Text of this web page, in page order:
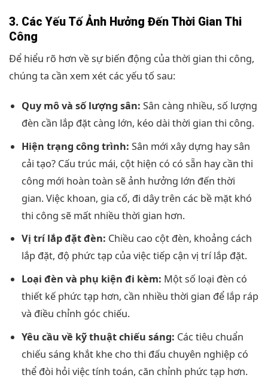
3. Các Yếu Tố Ảnh Hưởng Đến Thời Gian Thi
Công
Để hiểu rõ hơn về sự biến động của thời gian thi công,
chúng ta cần xem xét các yếu tố sau:
Quy mô và số lượng sân: Sân càng nhiều, số lượng
đèn cần lắp đặt càng lớn, kéo dài thời gian thi công.
Hiện trạng công trình: Sân mới xây dựng hay sân
cải tạo? Cấu trúc mái, cột hiện có có sẵn hay cần thi
công mới hoàn toàn sẽ ảnh hưởng lớn đến thời
gian. Việc khoan, gia cố, đi dây trên các bề mặt khó
thi công sẽ mất nhiều thời gian hơn.
Vị trí lắp đặt đèn: Chiều cao cột đèn, khoảng cách
lắp đặt, độ phức tạp của việc tiếp cận vị trí lắp đặt.
Loại đèn và phụ kiện đi kèm: Một số loại đèn có
thiết kế phức tạp hơn, cần nhiều thời gian để lắp ráp
và điều chỉnh góc chiếu.
Yêu cầu về kỹ thuật chiếu sáng: Các tiêu chuẩn
chiếu sáng khắt khe cho thi đấu chuyên nghiệp có
thể đòi hỏi việc tính toán, căn chỉnh phức tạp hơn.